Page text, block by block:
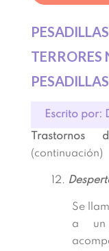
TERRORES
PESADILLAS
Escrito por:
(continuación)
12.
Se
a un